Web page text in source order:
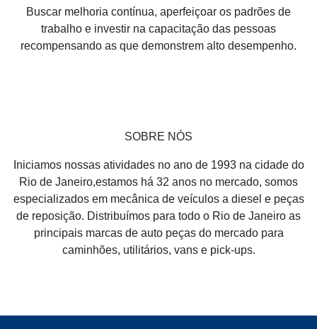
Buscar melhoria contínua, aperfeiçoar os padrões de
trabalho e investir na capacitação das pessoas
recompensando as que demonstrem alto desempenho.
SOBRE NÓS
Iniciamos nossas atividades no ano de 1993 na cidade do
Rio de Janeiro,estamos há 32 anos no mercado, somos
especializados em mecânica de veículos a diesel e peças
de reposição. Distribuímos para todo o Rio de Janeiro as
principais marcas de auto peças do mercado para
caminhões, utilitários, vans e pick-ups.